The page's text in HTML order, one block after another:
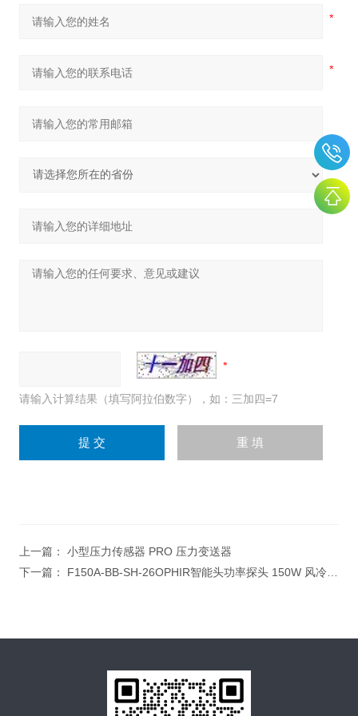
请输入计算结果（填写阿拉伯数字），如：三加四=7
上一篇： 小型压力传感器 PRO 压力变送器
下一篇： F150A-BB-SH-26OPHIR智能头功率探头 150W 风冷激光传感器